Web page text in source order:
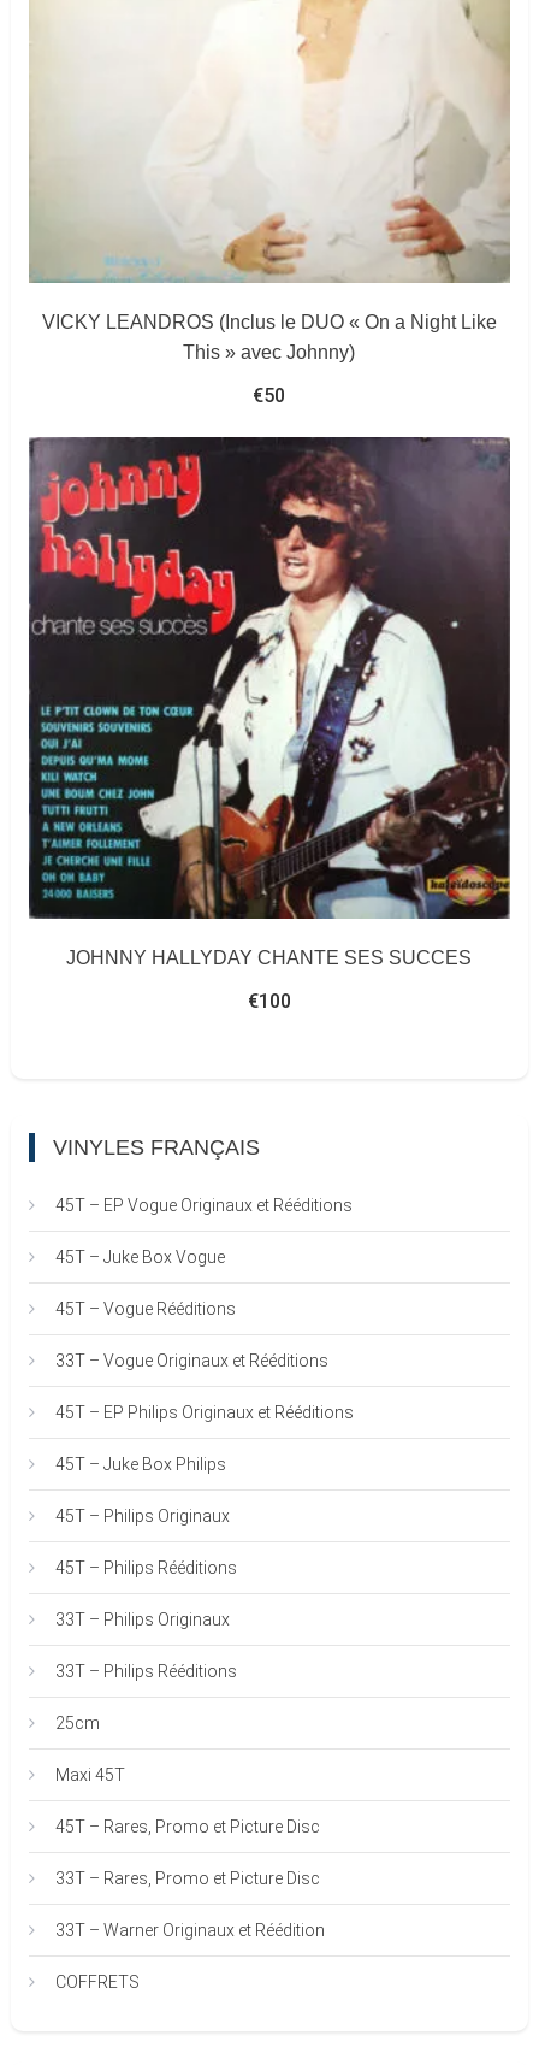
VICKY LEANDROS (Inclus le DUO « On a Night Like
This » avec Johnny)
€50
JOHNNY HALLYDAY CHANTE SES SUCCES
€100
VINYLES FRANÇAIS
45T – EP Vogue Originaux et Rééditions
45T – Juke Box Vogue
45T – Vogue Rééditions
33T – Vogue Originaux et Rééditions
45T – EP Philips Originaux et Rééditions
45T – Juke Box Philips
45T – Philips Originaux
45T – Philips Rééditions
33T – Philips Originaux
33T – Philips Rééditions
25cm
Maxi 45T
45T – Rares, Promo et Picture Disc
33T – Rares, Promo et Picture Disc
33T – Warner Originaux et Réédition
COFFRETS